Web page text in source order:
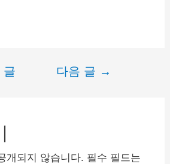
대
무
기
글 다음 글 →
개되지 않습니다. 필수 필드는